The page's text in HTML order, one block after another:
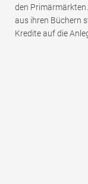
den
aus ihren Büchern
Kredite auf die